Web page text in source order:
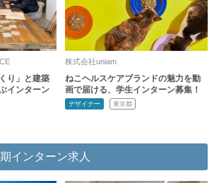
り」と建築
インターン
株式会社uniam
ねこヘルスケアブランドの魅力を動
画で届ける、学生インターン募集！
デザイナー 東京都
インターン求人